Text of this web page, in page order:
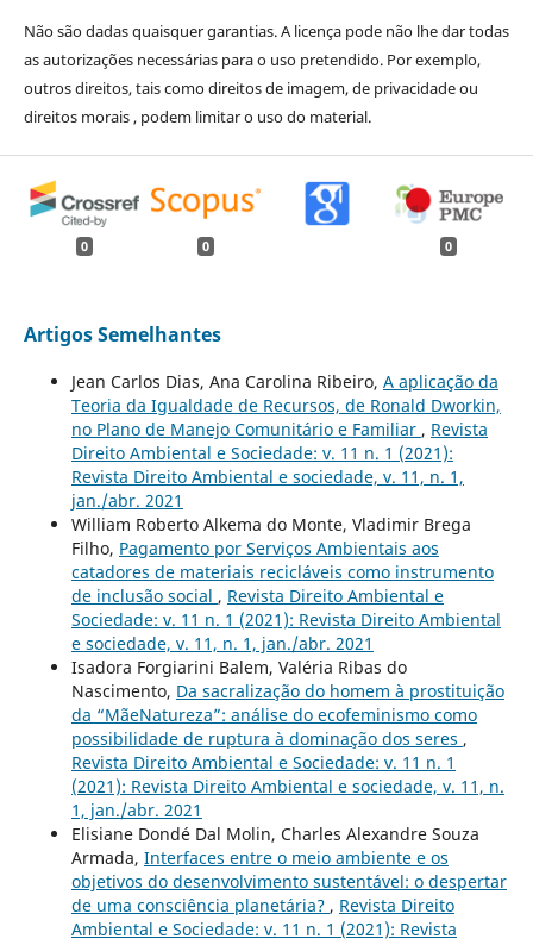
Não são dadas quaisquer garantias. A licença pode não lhe dar todas
as autorizações necessárias para o uso pretendido. Por exemplo,
outros direitos, tais como direitos de imagem, de privacidade ou
direitos morais , podem limitar o uso do material.
0 0 0
Artigos Semelhantes
Jean Carlos Dias, Ana Carolina Ribeiro, A aplicação da
Teoria da Igualdade de Recursos, de Ronald Dworkin,
no Plano de Manejo Comunitário e Familiar , Revista
Direito Ambiental e Sociedade: v. 11 n. 1 (2021):
Revista Direito Ambiental e sociedade, v. 11, n. 1,
jan./abr. 2021
William Roberto Alkema do Monte, Vladimir Brega
Filho, Pagamento por Serviços Ambientais aos
catadores de materiais recicláveis como instrumento
de inclusão social , Revista Direito Ambiental e
Sociedade: v. 11 n. 1 (2021): Revista Direito Ambiental
e sociedade, v. 11, n. 1, jan./abr. 2021
Isadora Forgiarini Balem, Valéria Ribas do
Nascimento, Da sacralização do homem à prostituição
da “MãeNatureza”: análise do ecofeminismo como
possibilidade de ruptura à dominação dos seres ,
Revista Direito Ambiental e Sociedade: v. 11 n. 1
(2021): Revista Direito Ambiental e sociedade, v. 11, n.
1, jan./abr. 2021
Elisiane Dondé Dal Molin, Charles Alexandre Souza
Armada, Interfaces entre o meio ambiente e os
objetivos do desenvolvimento sustentável: o despertar
de uma consciência planetária? , Revista Direito
Ambiental e Sociedade: v. 11 n. 1 (2021): Revista